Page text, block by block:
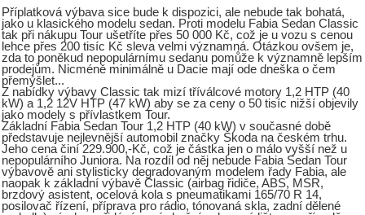
Příplatková výbava sice bude k dispozici, ale nebude tak bohatá,
jako u klasického modelu sedan. Proti modelu Fabia Sedan Classic
tak při nákupu Tour ušetříte přes 50 000 Kč, což je u vozu s cenou
lehce přes 200 tisíc Kč sleva velmi významná. Otázkou ovšem je,
zda to poněkud nepopulárnímu sedanu pomůže k významně lepším
prodejům. Nicméně minimálně u Dacie mají ode dneška o čem
přemýšlet...
Z nabídky výbavy Classic tak mizí tříválcové motory 1,2 HTP (40
kW) a 1,2 12V HTP (47 kW) aby se za ceny o 50 tisíc nižší objevily
jako modely s přívlastkem Tour.
Základní Fabia Sedan Tour 1,2 HTP (40 kW) v současné době
představuje nejlevnější automobil značky Škoda na českém trhu.
Jeho cena činí 229.900,-Kč, což je částka jen o málo vyšší než u
nepopulárního Juniora. Na rozdíl od něj nebude Fabia Sedan Tour
výbavově ani stylisticky degradovaným modelem řady Fabia, ale
naopak k základní výbavě Classic (airbag řidiče, ABS, MSR,
brzdový asistent, ocelová kola s pneumatikami 165/70 R 14,
posilovač řízení, příprava pro rádio, tónovaná skla, zadní dělené